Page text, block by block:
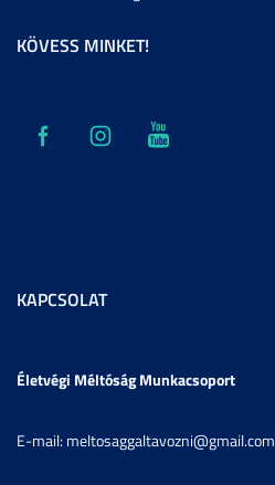
KÖVESS MINKET!
KAPCSOLAT
Életvégi Méltóság Munkacsoport
E-mail: meltosaggaltavozni@gmail.com